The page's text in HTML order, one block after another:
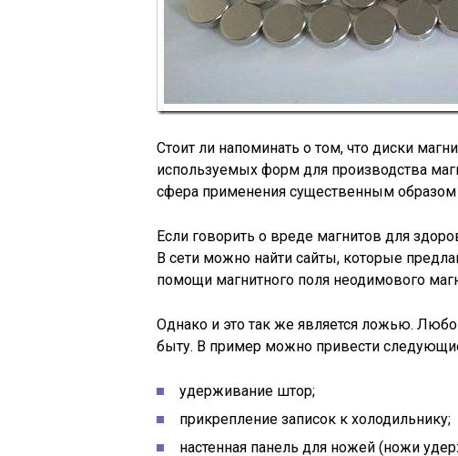
Стоит ли напоминать о том, что диски
используемых форм для производства
сфера применения существенным образом
Если говорить о вреде магнитов для
В сети можно найти сайты, которые
помощи магнитного поля неодимового
Однако и это так же является ложью.
быту. В пример можно привести
удерживание штор;
прикрепление записок к холодильнику;
настенная панель для ножей (ножи